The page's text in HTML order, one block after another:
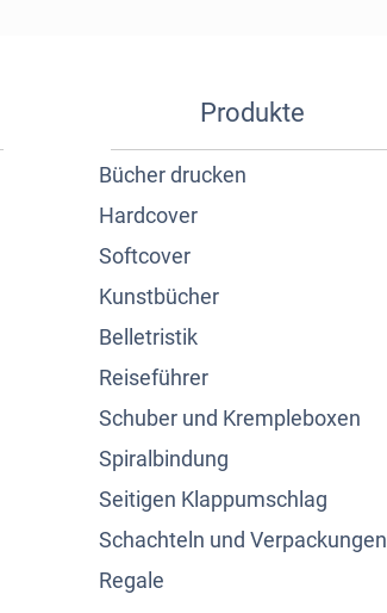
Produkte
Bücher drucken
Hardcover
Softcover
Kunstbücher
Belletristik
Reiseführer
Schuber und Krempleboxen
Spiralbindung
Seitigen Klappumschlag
Schachteln und Verpackungen
Regale